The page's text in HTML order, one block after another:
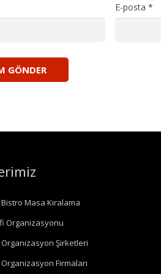
E-posta*
Masa Kiralama
Organizasyonu
Şirketleri
Firmaları